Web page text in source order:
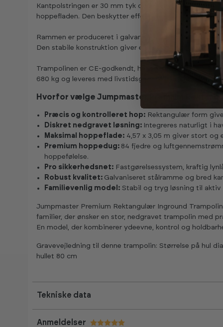
Kantpolstringen er 30 mm tyk og 36 cm bred og giver
hoppefladen. Den beskytter effektivt mod kontakt med
Rammen er produceret i galvaniseret stål for effektiv
Den stabile konstruktion giver en tryg og solid følelse
Trampolinen er CE-godkendt, har en maksimal
680 kg og leveres med livstidsgaranti på rammen.
Hvorfor vælge Jumpmaster Premium
Præcis og kontrolleret hop: Rektangulær form
Diskret nedgravet løsning: Integreres naturligt i
Maksimal hoppeflade: 4,57 x 3,05 m giver stort og
Premium hoppedug: 84 fjedre og
hoppefølelse.
Pro sikkerhedsnet: Fastgørelsessystem, kraftig
Robust kvalitet: Galvaniseret stålramme og bred
Familievenlig model: Stabil og tryg løsning til aktiv
Jumpmaster Premium Rektangulær Inground
familier, der ønsker en stor, nedgravet trampolin med
En model, der kombinerer ydeevne, kontrol og
Gravevejledning til denne trampolin: Størrelse på hul
hullet 80 cm
Tekniske data
Anmeldelser